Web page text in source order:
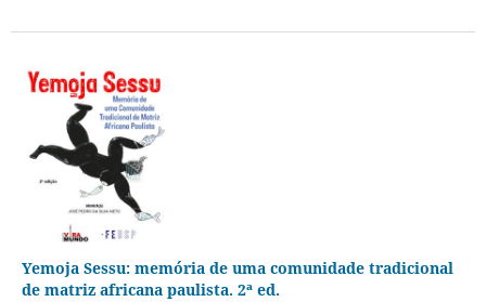
Yemoja Sessu: memória de uma comunidade tradicional
de matriz africana paulista. 2ª ed.